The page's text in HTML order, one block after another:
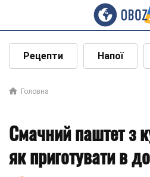
Рецепти Напої
Головна
Смачний паштет з
як приготувати в